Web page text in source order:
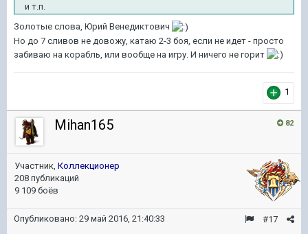
и т.п.
Золотые слова, Юрий Венедиктович
Но до 7 сливов не довожу, катаю 2-3 боя, если не идет - просто
забиваю на корабль, или вообще на игру. И ничего не горит
1
82
Mihan165
Участник, Коллекционер
208 публикаций
9 109 боёв
#17
Опубликовано: 29 май 2016, 21:40:33